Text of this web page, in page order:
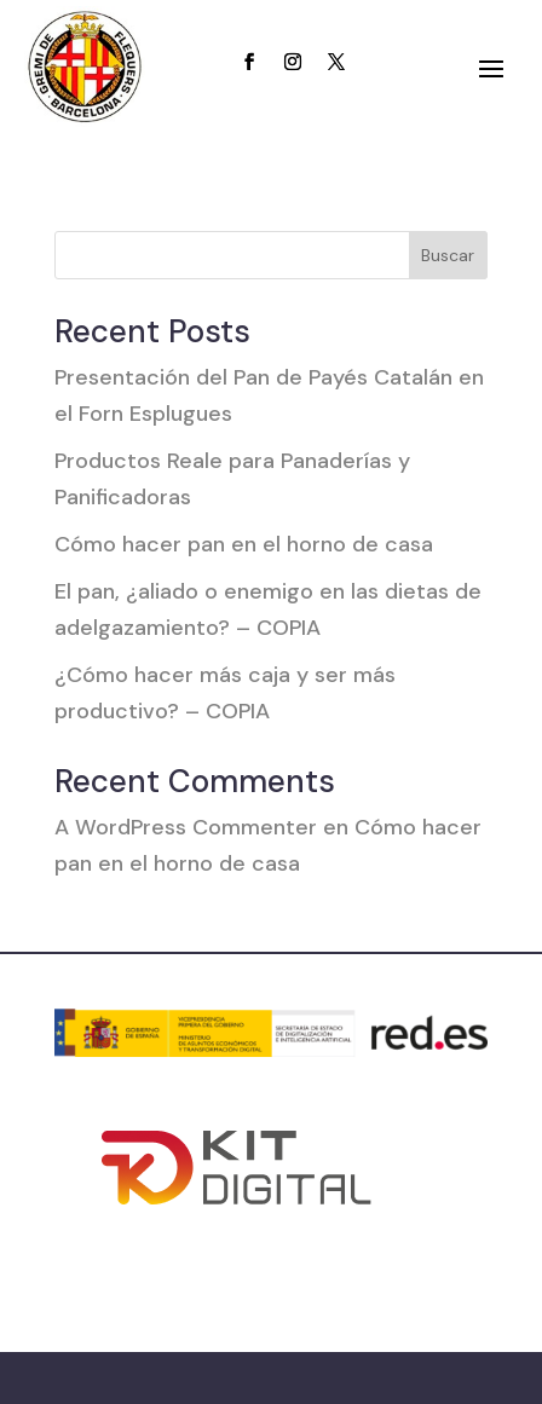
|Published on: martes, mayo 27, 2025
Buscar
Recent Posts
Presentación del Pan de Payés Catalán en
el Forn Esplugues
Productos Reale para Panaderías y
Panificadoras
Cómo hacer pan en el horno de casa
El pan, ¿aliado o enemigo en las dietas de
adelgazamiento? – COPIA
¿Cómo hacer más caja y ser más
productivo? – COPIA
Recent Comments
A WordPress Commenter en Cómo hacer
pan en el horno de casa